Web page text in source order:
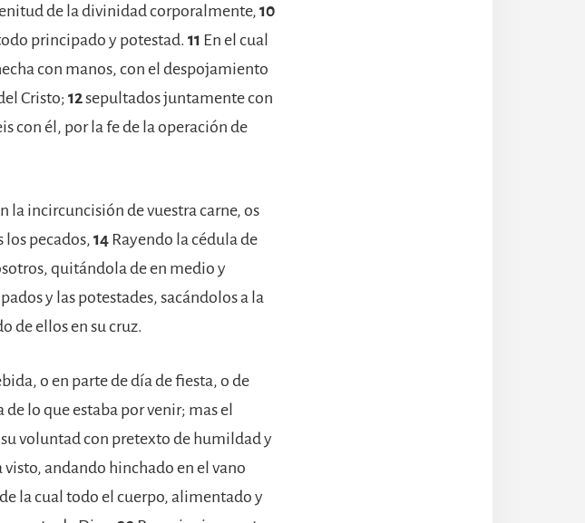
de la divinidad corporalmente, 10
principado y potestad. 11 En el cual
con manos, con el despojamiento
Cristo; 12sepultados juntamente con
con él, por la fe de la operación de
la incircuncisión de vuestra carne, os
pecados, 14 Rayendo la cédula de
quitándola de en medio y
y las potestades, sacándolos a la
de ellos en su cruz.
o en parte de día de fiesta, o de
de lo que estaba por venir; mas el
voluntad con pretexto de humildad y
andando hinchado en el vano
la cual todo el cuerpo, alimentado y